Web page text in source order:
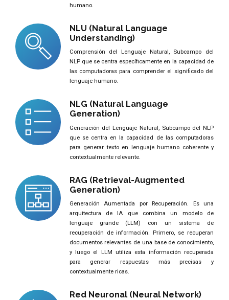
humano.
NLU (Natural Language
Understanding)
Comprensión del Lenguaje Natural, Subcampo del
NLP que se centra específicamente en la capacidad de
las computadoras para comprender el significado del
lenguaje humano.
NLG (Natural Language
Generation)
Generación del Lenguaje Natural, Subcampo del NLP
que se centra en la capacidad de las computadoras
para generar texto en lenguaje humano coherente y
contextualmente relevante.
RAG (Retrieval-Augmented
Generation)
Generación Aumentada por Recuperación. Es una
arquitectura de IA que combina un modelo de
lenguaje grande (LLM) con un sistema de
recuperación de información. Primero, se recuperan
documentos relevantes de una base de conocimiento,
y luego el LLM utiliza esta información recuperada
para generar respuestas más precisas y
contextualmente ricas.
Red Neuronal (Neural Network)